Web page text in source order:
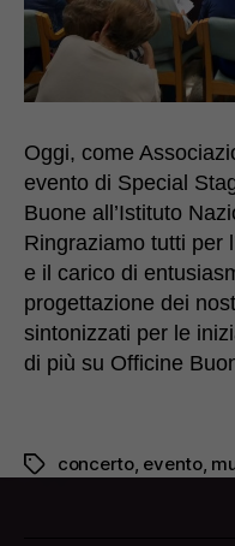
Oggi, come
evento di Special
Buone all’Istituto
Ringraziamo tutti per
e il carico di
progettazione dei
sintonizzati per le
di più su Officine
Tag concerto, evento,